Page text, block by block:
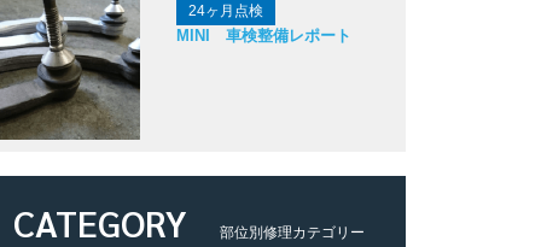
24ヶ月点検
MINI 車検整備レポート
CATEGORY 部位別修理カテゴリー